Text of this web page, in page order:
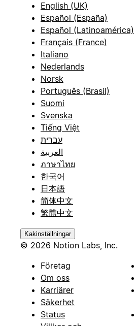
English (UK)
Español (España)
Español (Latinoamérica)
Français (France)
Italiano
Nederlands
Norsk
Português (Brasil)
Suomi
Svenska
Tiếng Việt
עברית
العربية
ภาษาไทย
한국어
日本語
简体中文
繁體中文
Kakinställningar
© 2026 Notion Labs, Inc.
Företag
Om oss
Karriärer
Säkerhet
Status